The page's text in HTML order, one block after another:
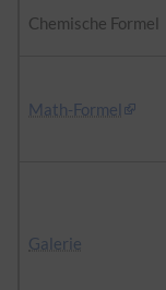
Chemische Formel
Math-Formel
Galerie